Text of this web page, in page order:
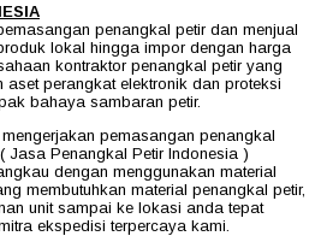
penangkal petir dan menjual
lokal hingga impor dengan harga
kontraktor penangkal petir yang
perangkat elektronik dan proteksi
bahaya sambaran petir.
pemasangan penangkal
Jasa Penangkal Petir Indonesia )
dengan menggunakan material
membutuhkan material penangkal petir,
unit sampai ke lokasi anda tepat
ekspedisi terpercaya kami.